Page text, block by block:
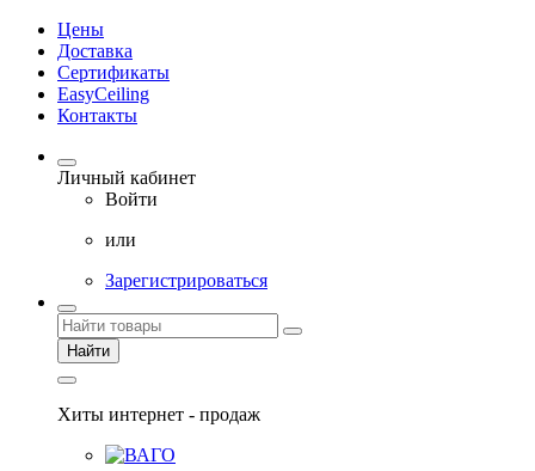
Цены
Доставка
Cертификаты
EasyCeiling
Контакты
Личный кабинет
Войти
или
Зарегистрироваться
Найти
Хиты интернет - продаж